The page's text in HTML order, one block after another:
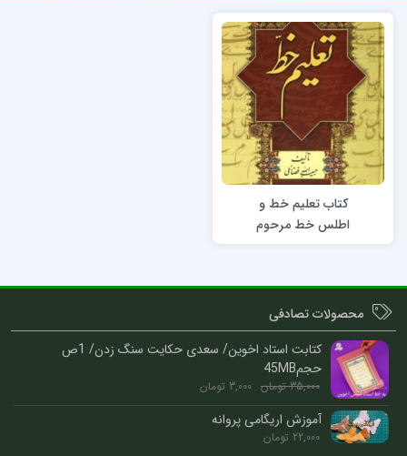
کتاب تعلیم خط و
اطلس خط مرحوم
استاد حبیب اله
محصولات تصادفی
کتابت استاد اخوین/ سعدی حکایت سنگ زدن/ 1ص
حجم45MB
35,000 تومان 3,000 تومان
آموزش اریگامی پروانه
22,000 تومان